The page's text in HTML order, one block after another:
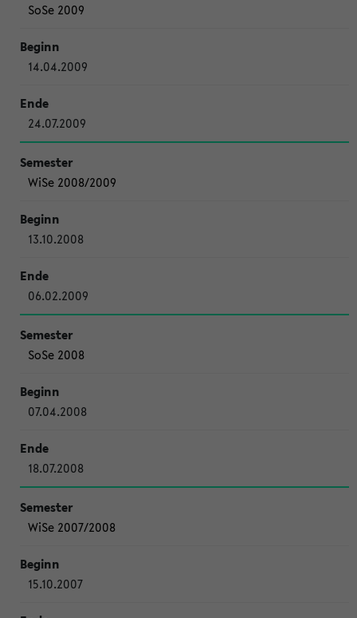
SoSe 2009
14.04.2009
24.07.2009
WiSe 2008/2009
13.10.2008
06.02.2009
SoSe 2008
07.04.2008
18.07.2008
WiSe 2007/2008
15.10.2007